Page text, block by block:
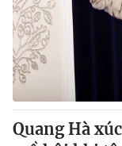
Quang Hà